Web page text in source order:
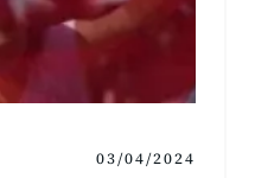
03/04/2024